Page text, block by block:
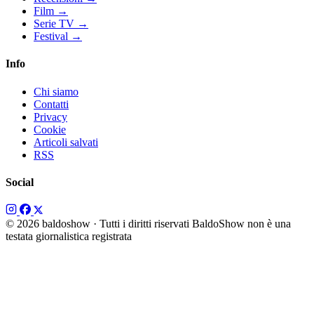
Film →
Serie TV →
Festival →
Info
Chi siamo
Contatti
Privacy
Cookie
Articoli salvati
RSS
Social
© 2026 baldoshow · Tutti i diritti riservati BaldoShow non è una
testata giornalistica registrata